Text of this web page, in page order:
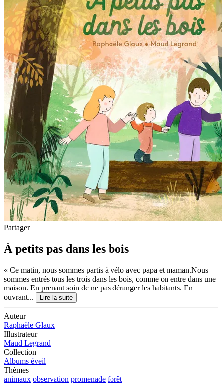
Partager
À petits pas dans les bois
« Ce matin, nous sommes partis à vélo avec papa et maman.Nous
sommes entrés tous les trois dans les bois, comme on entre dans une
maison. En prenant soin de ne pas déranger les habitants. En
ouvrant...
Lire la suite
Auteur
Raphaële Glaux
Illustrateur
Maud Legrand
Collection
Albums éveil
Thèmes
animaux observation promenade forêt